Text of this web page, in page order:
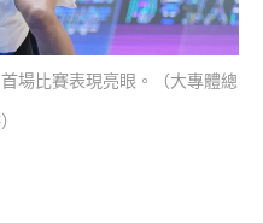
場比賽表現亮眼。（大專體總